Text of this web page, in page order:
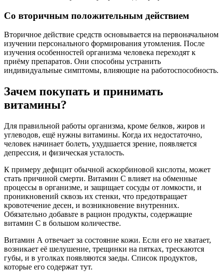
Со вторичным положительным действием
Вторичное действие средств основывается на первоначальном
изучении персонального формирования утомления. После
изучения особенностей организма человека переходят к
приёму препаратов. Они способны устранить
индивидуальные симптомы, влияющие на работоспособность.
Зачем покупать и принимать
витамины?
Для правильной работы организма, кроме белков, жиров и
углеводов, ещё нужны витамины. Когда их недостаточно,
человек начинает болеть, ухудшается зрение, появляется
депрессия, и физическая усталость.
К примеру дефицит обычной аскорбиновой кислоты, может
стать причиной смерти. Витамин С влияет на обменные
процессы в организме, и защищает сосуды от ломкости, и
проникновений сквозь их стенки, что предотвращает
кровотечение десен, и возникновение внутренних.
Обязательно добавьте в рацион продукты, содержащие
витамин C в большом количестве.
Витамин А отвечает за состояние кожи. Если его не хватает,
возникает её шелушение, трещинки на пятках, трескаются
губы, и в уголках появляются заеды. Список продуктов,
которые его содержат тут.